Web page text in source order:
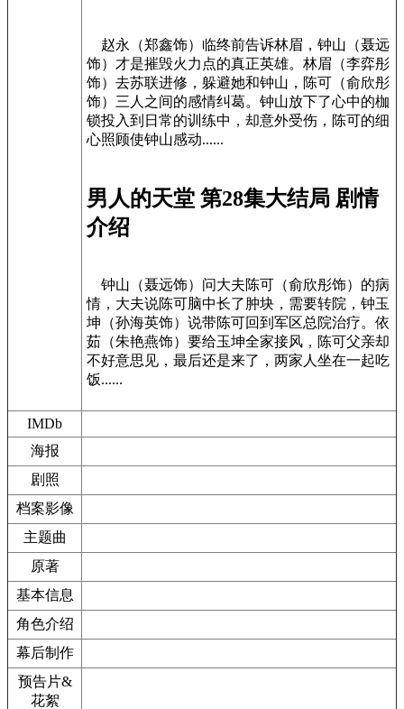
赵永（郑鑫饰）临终前告诉林眉，钟山（聂远
饰）才是摧毁火力点的真正英雄。林眉（李弈彤
饰）去苏联进修，躲避她和钟山，陈可（俞欣彤
饰）三人之间的感情纠葛。钟山放下了心中的枷
锁投入到日常的训练中，却意外受伤，陈可的细
心照顾使钟山感动......
男人的天堂 第28集大结局 剧情
介绍
钟山（聂远饰）问大夫陈可（俞欣彤饰）的病
情，大夫说陈可脑中长了肿块，需要转院，钟玉
坤（孙海英饰）说带陈可回到军区总院治疗。依
茹（朱艳燕饰）要给玉坤全家接风，陈可父亲却
不好意思见，最后还是来了，两家人坐在一起吃
饭......
IMDb
海报
剧照
档案影像
主题曲
原著
基本信息
角色介绍
幕后制作
预告片&
花絮